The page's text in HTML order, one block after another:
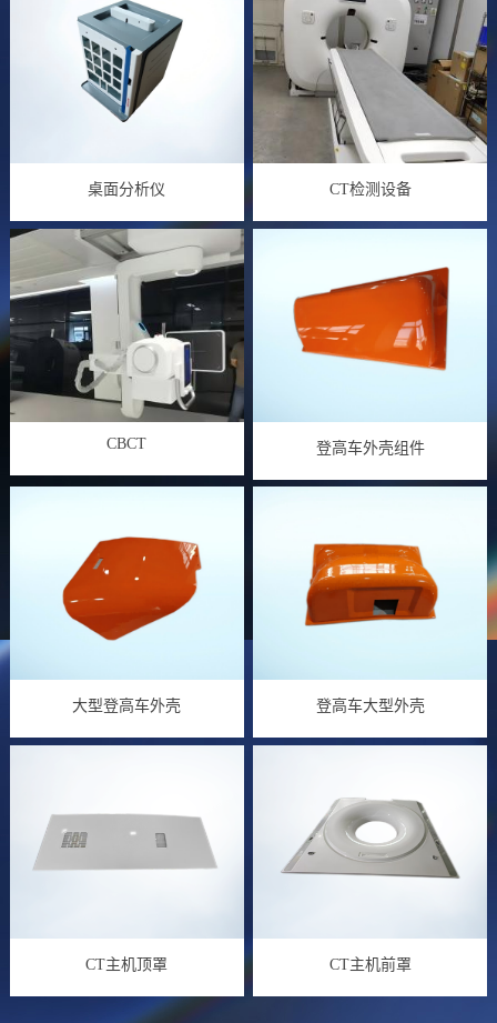
桌面分析仪 CT检测设备
CBCT 登高车外壳组件
大型登高车外壳 登高车大型外壳
CT主机顶罩 CT主机前罩